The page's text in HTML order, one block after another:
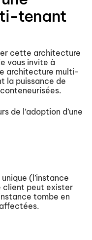
tenant
cette architecture
vous invite à
architecture multi-
la puissance de
de l’adoption d’une
(l’instance
client peut exister
tombe en